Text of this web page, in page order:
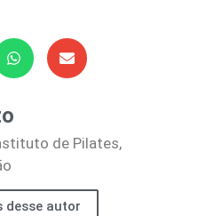
de Pilates,
desse autor